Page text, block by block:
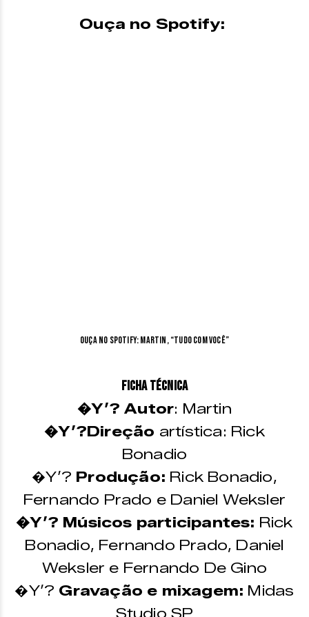
Ouça no Spotify:
Ouça no Spotify: Martin, “Tudo Com Você”
Ficha Técnica
�Y’? Autor: Martin
�Y’?Direção artística: Rick
Bonadio
�Y’? Produção: Rick Bonadio,
Fernando Prado e Daniel Weksler
�Y’? Músicos participantes: Rick
Bonadio, Fernando Prado, Daniel
Weksler e Fernando De Gino
�Y’? Gravação e mixagem: Midas
Studio SP